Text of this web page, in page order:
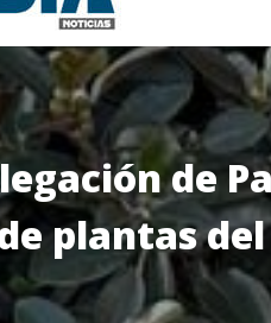
de
plantas